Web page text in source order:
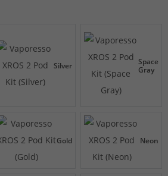
Silver
Space
Gray
Gold Neon